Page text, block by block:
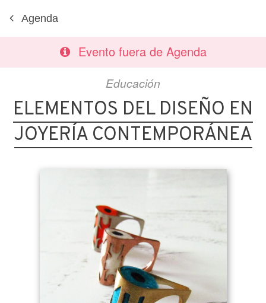
Agenda
Evento fuera de Agenda
Educación
ELEMENTOS DEL DISEÑO EN
JOYERÍA CONTEMPORÁNEA